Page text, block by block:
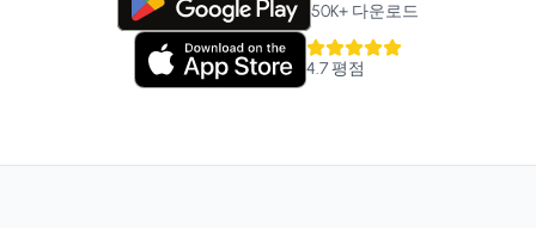
50K+ 다운로드
4.7평점